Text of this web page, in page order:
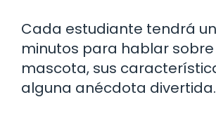
Cada estudiante tendrá
minutos para hablar sobre
mascota, sus
alguna anécdota divertida.